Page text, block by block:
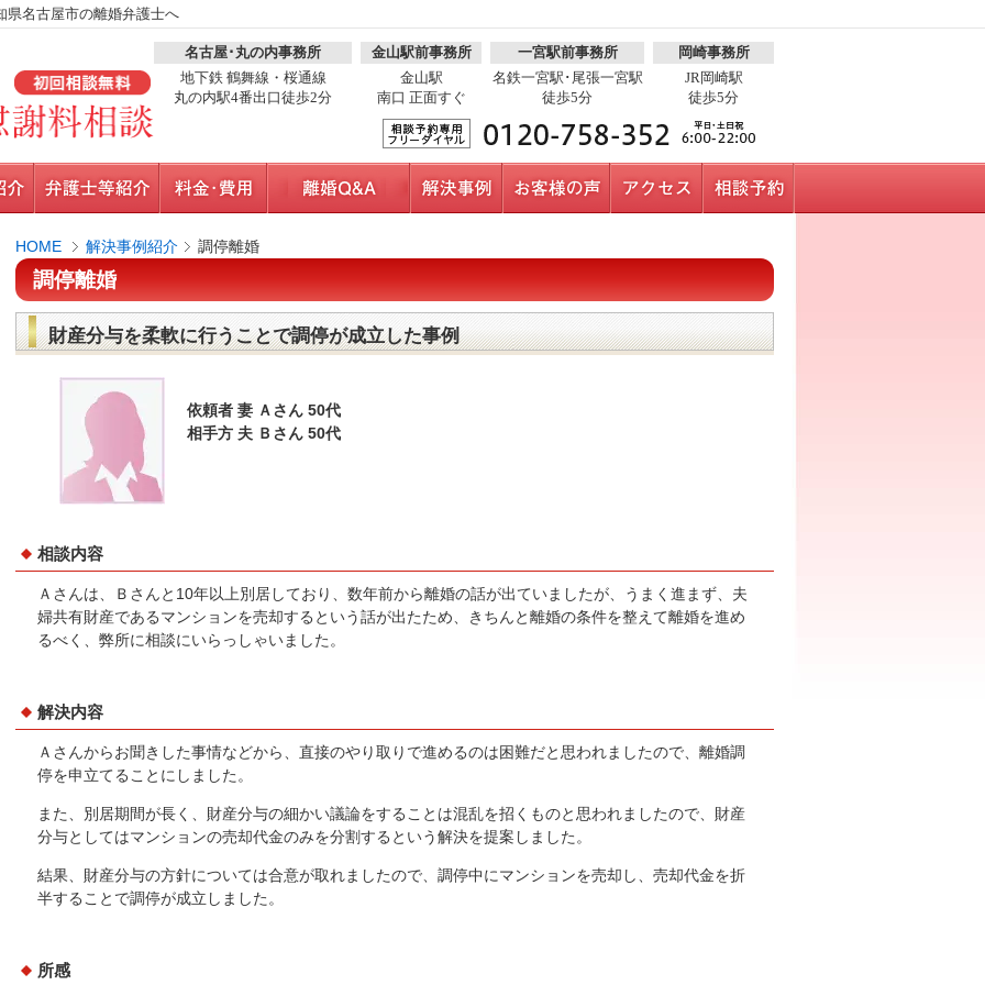
県名古屋市の離婚弁護士へ
名古屋･丸の内事務所
地下鉄 鶴舞線・桜通線
丸の内駅4番出口徒歩2分
金山駅前事務所
金山駅
南口 正面すぐ
一宮駅前事務所
名鉄一宮駅･尾張一宮駅
徒歩5分
岡崎事務所
JR岡崎駅
徒歩5分
HOME 解決事例紹介 調停離婚
調停離婚
財産分与を柔軟に行うことで調停が成立した事例
依頼者 妻 Ａさん 50代
相手方 夫 Ｂさん 50代
相談内容
Ａさんは、Ｂさんと10年以上別居しており、数年前から離婚の話が出ていましたが、うまく進まず、夫
婦共有財産であるマンションを売却するという話が出たため、きちんと離婚の条件を整えて離婚を進め
るべく、弊所に相談にいらっしゃいました。
解決内容
Ａさんからお聞きした事情などから、直接のやり取りで進めるのは困難だと思われましたので、離婚調
停を申立てることにしました。
また、別居期間が長く、財産分与の細かい議論をすることは混乱を招くものと思われましたので、財産
分与としてはマンションの売却代金のみを分割するという解決を提案しました。
結果、財産分与の方針については合意が取れましたので、調停中にマンションを売却し、売却代金を折
半することで調停が成立しました。
所感